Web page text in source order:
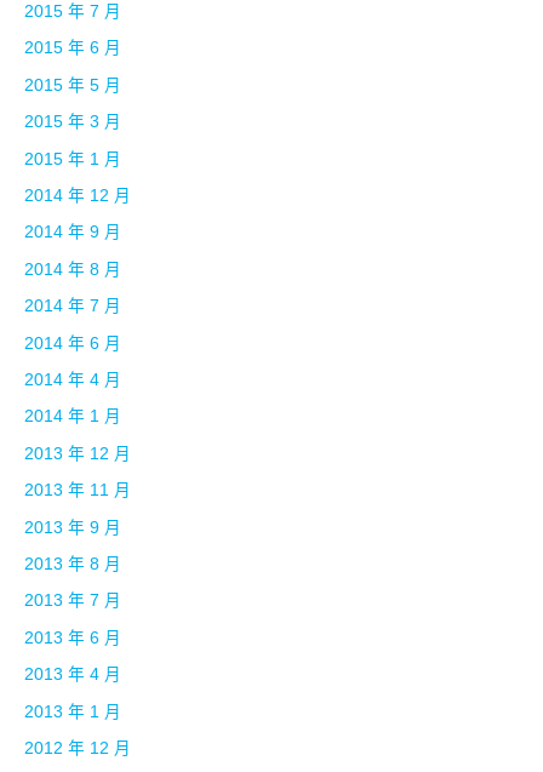
2015 年 7 月
2015 年 6 月
2015 年 5 月
2015 年 3 月
2015 年 1 月
2014 年 12 月
2014 年 9 月
2014 年 8 月
2014 年 7 月
2014 年 6 月
2014 年 4 月
2014 年 1 月
2013 年 12 月
2013 年 11 月
2013 年 9 月
2013 年 8 月
2013 年 7 月
2013 年 6 月
2013 年 4 月
2013 年 1 月
2012 年 12 月